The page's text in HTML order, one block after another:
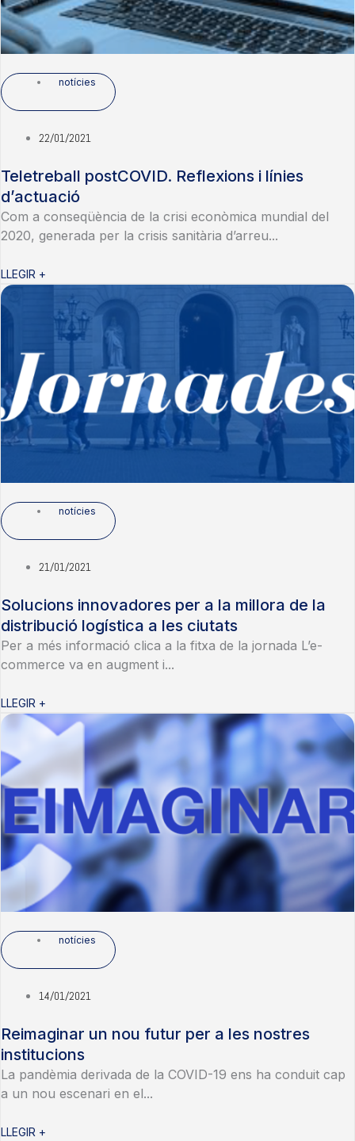
notícies
22/01/2021
Teletreball postCOVID. Reflexions i línies
d’actuació
Com a conseqüència de la crisi econòmica mundial del
2020, generada per la crisis sanitària d’arreu...
LLEGIR +
notícies
21/01/2021
Solucions innovadores per a la millora de la
distribució logística a les ciutats
Per a més informació clica a la fitxa de la jornada L’e-
commerce va en augment i...
LLEGIR +
notícies
14/01/2021
Reimaginar un nou futur per a les nostres
institucions
La pandèmia derivada de la COVID-19 ens ha conduit cap
a un nou escenari en el...
LLEGIR +